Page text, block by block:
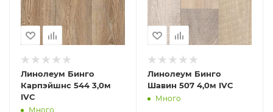
Линолеум Бинго
Карпэйшнс 544 3,0м
IVC
Много
Линолеум Бинго
Шавин 507 4,0м IVC
Много